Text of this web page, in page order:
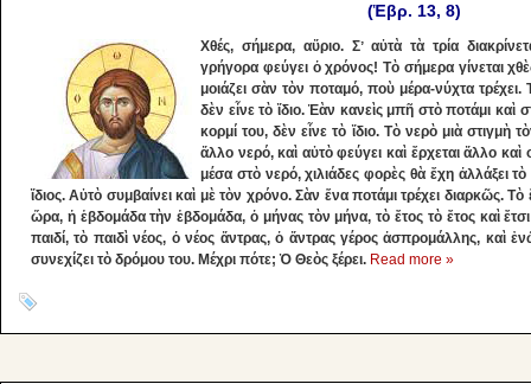
(Ἑβρ. 13, 8)
Χθές, σήμερα, αὔριο. Σʼ αὐτὰ τὰ τρία
γρήγορα φεύγει ὁ χρόνος! Τὸ σήμερα γίνεται
μοιάζει σὰν τὸν ποταμό, ποὺ μέρα-νύχτα
δὲν εἶνε τὸ ἴδιο. Ἐὰν κανεὶς μπῆ στὸ ποτάμι
κορμί του, δὲν εἶνε τὸ ἴδιο. Τὸ νερὸ μιὰ στιγμὴ
ἄλλο νερό, καὶ αὐτὸ φεύγει καὶ ἔρχεται ἄλλο
μέσα στὸ νερό, χιλιάδες φορὲς θὰ ἔχη ἀλλάξει
ἴδιος. Αὐτὸ συμβαίνει καὶ μὲ τὸν χρόνο. Σὰν ἕνα ποτάμι τρέχει διαρκῶς.
ὥρα, ἡ ἑβδομάδα τὴν ἑβδομάδα, ὁ μήνας τὸν μήνα, τὸ ἔτος τὸ ἔτος καὶ
παιδί, τὸ παιδὶ νέος, ὁ νέος ἄντρας, ὁ ἄντρας γέρος ἀσπρομάλλης, καὶ
συνεχίζει τὸ δρόμου του. Μέχρι πότε; Ὁ Θεὸς ξέρει. Read more »